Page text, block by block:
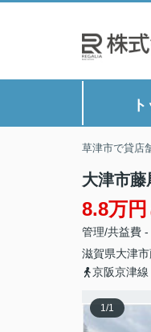
草津市で貸店
大津市
8.8万円
管理/共益費 -
滋賀県大津市
京阪京津
1/1